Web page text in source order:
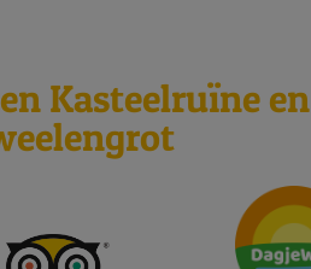
Kasteelruïne en